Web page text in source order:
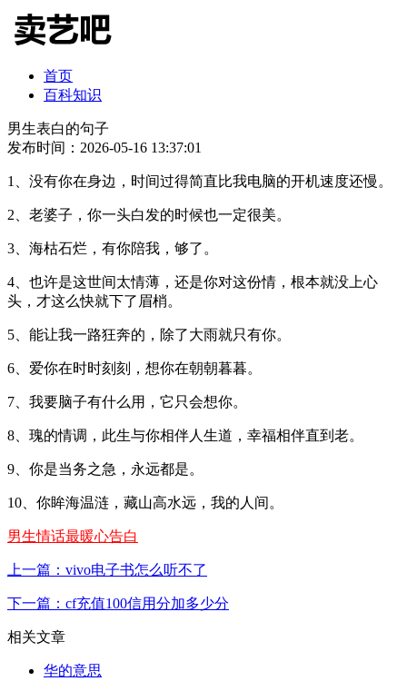
首页
百科知识
男生表白的句子
发布时间：2026-05-16 13:37:01
1、没有你在身边，时间过得简直比我电脑的开机速度还慢。
2、老婆子，你一头白发的时候也一定很美。
3、海枯石烂，有你陪我，够了。
4、也许是这世间太情薄，还是你对这份情，根本就没上心
头，才这么快就下了眉梢。
5、能让我一路狂奔的，除了大雨就只有你。
6、爱你在时时刻刻，想你在朝朝暮暮。
7、我要脑子有什么用，它只会想你。
8、瑰的情调，此生与你相伴人生道，幸福相伴直到老。
9、你是当务之急，永远都是。
10、你眸海温涟，藏山高水远，我的人间。
男生情话最暖心告白
上一篇：vivo电子书怎么听不了
下一篇：cf充值100信用分加多少分
相关文章
华的意思